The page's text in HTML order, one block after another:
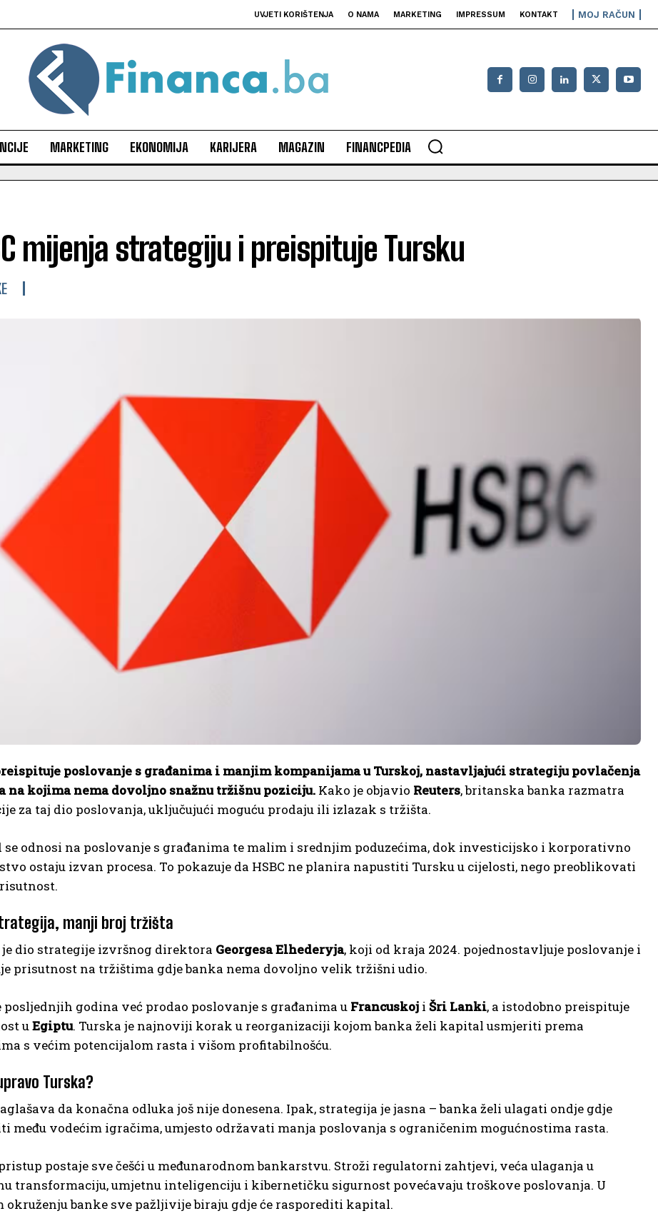
UVJETI KORIŠTENJA O NAMA MARKETING IMPRESSUM KONTAKT MOJ RAČUN
MARKETING EKONOMIJA KARIJERA MAGAZIN FINANCPEDIA
mijenja strategiju i preispituje Tursku
poslovanje s građanima i manjim kompanijama u Turskoj, nastavljajući strategiju povlačenja
na kojima nema dovoljno snažnu tržišnu poziciju. Kako je objavio Reuters, britanska banka razmatra
za taj dio poslovanja, uključujući moguću prodaju ili izlazak s tržišta.
se odnosi na poslovanje s građanima te malim i srednjim poduzećima, dok investicijsko i korporativno
ostaju izvan procesa. To pokazuje da HSBC ne planira napustiti Tursku u cijelosti, nego preoblikovati
manji broj tržišta
je dio strategije izvršnog direktora Georgesa Elhederyja, koji od kraja 2024. pojednostavljuje poslovanje i
prisutnost na tržištima gdje banka nema dovoljno velik tržišni udio.
posljednjih godina već prodao poslovanje s građanima u Francuskoj i Šri Lanki, a istodobno preispituje
uEgiptu. Turska je najnoviji korak u reorganizaciji kojom banka želi kapital usmjeriti prema
s većim potencijalom rasta i višom profitabilnošću.
Turska?
da konačna odluka još nije donesena. Ipak, strategija je jasna – banka želi ulagati ondje gdje
među vodećim igračima, umjesto održavati manja poslovanja s ograničenim mogućnostima rasta.
postaje sve češći u međunarodnom bankarstvu. Stroži regulatorni zahtjevi, veća ulaganja u
transformaciju, umjetnu inteligenciju i kibernetičku sigurnost povećavaju troškove poslovanja. U
okruženju banke sve pažljivije biraju gdje će rasporediti kapital.